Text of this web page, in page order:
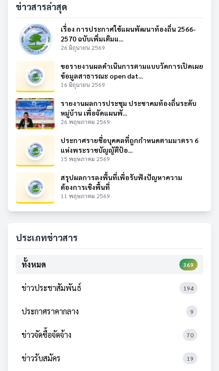
ข่าวสารล่าสุด
เรื่อง การประกาศใช้แผนพัฒนาท้องถิ่น 2566-
2570 ฉบับเพิ่มเติมแ...
26 มิถุนายน 2569
ขอรายงานผลดำเนินการตามแบบวัดการเปิดเผย
ข้อมูลสาธารณะ open dat...
16 มิถุนายน 2569
รายงานผลการประชุม ประชาคมท้องถิ่นระดับ
หมู่บ้าน เพื่อจัดแผนพั...
26 พฤษภาคม 2569
ประกาศรายชื่อบุคคลที่ถูกกำหนดตามมาตรา 6
แห่งพระราชบัญญัติป้อ...
15 พฤษภาคม 2569
สรุปผลการลงพื้นที่เพื่อรับฟังปัญหาความ
ต้องการเชิงพื้นที่
11 พฤษภาคม 2569
ประเภทข่าวสาร
ทั้งหมด 369
ข่าวประชาสัมพันธ์ 194
ประกาศราคากลาง 9
ข่าวจัดซื้อจัดจ้าง 70
ข่าวรับสมัคร 19